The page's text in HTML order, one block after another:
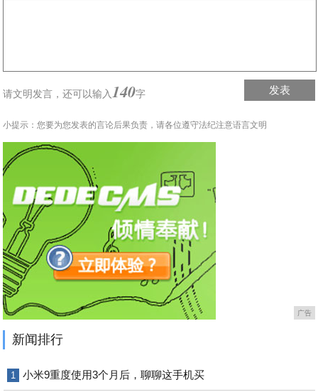
请文明发言，还可以输入 140字 发表
小提示：您要为您发表的言论后果负责，请各位遵守法纪注意语言文明
广告
新闻排行
1 小米9重度使用3个月后，聊聊这手机买